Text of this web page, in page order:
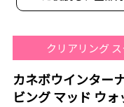
クリアリング
カネボウインター
ビング マッド ウォ